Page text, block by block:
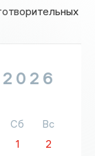
2026
Сб
Вс
1
2